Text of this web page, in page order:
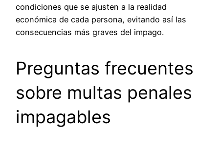
condiciones que se ajusten a la realidad
económica de cada persona, evitando así las
consecuencias más graves del impago.
Preguntas frecuentes
sobre multas penales
impagables